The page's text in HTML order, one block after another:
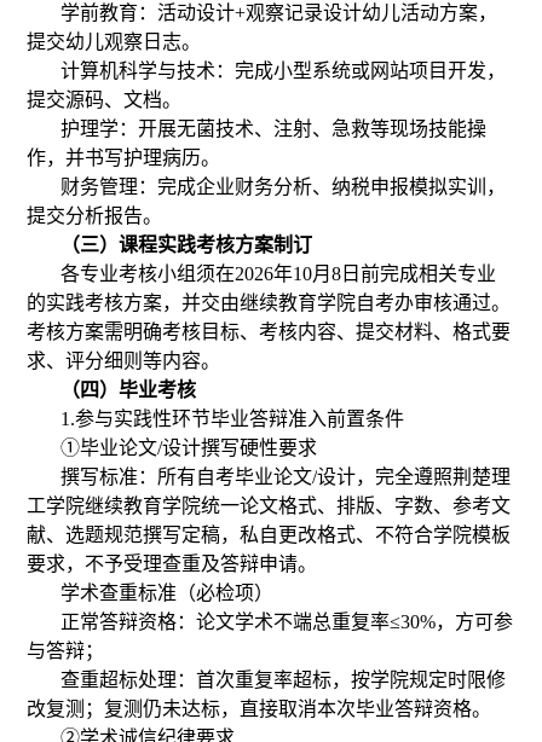
学前教育：活动设计+观察记录设计幼儿活动方案，
提交幼儿观察日志。
计算机科学与技术：完成小型系统或网站项目开发，
提交源码、文档。
护理学：开展无菌技术、注射、急救等现场技能操
作，并书写护理病历。
财务管理：完成企业财务分析、纳税申报模拟实训，
提交分析报告。
（三）课程实践考核方案制订
各专业考核小组须在2026年10月8日前完成相关专业
的实践考核方案，并交由继续教育学院自考办审核通过。
考核方案需明确考核目标、考核内容、提交材料、格式要
求、评分细则等内容。
（四）毕业考核
1.参与实践性环节毕业答辩准入前置条件
①毕业论文/设计撰写硬性要求
撰写标准：所有自考毕业论文/设计，完全遵照荆楚理
工学院继续教育学院统一论文格式、排版、字数、参考文
献、选题规范撰写定稿，私自更改格式、不符合学院模板
要求，不予受理查重及答辩申请。
学术查重标准（必检项）
正常答辩资格：论文学术不端总重复率≤30%，方可参
与答辩；
查重超标处理：首次重复率超标，按学院规定时限修
改复测 ； 复测仍未达标，直接取消本次毕业答辩资格。
②学术诚信纪律要求